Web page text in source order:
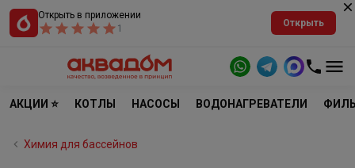
Открыть в приложении
1
Открыть
АКЦИИ ⭐ КОТЛЫ НАСОСЫ ВОДОНАГРЕВАТЕЛИ
Химия для бассейнов